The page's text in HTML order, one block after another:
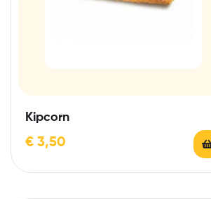
Kipcorn
€ 3,50